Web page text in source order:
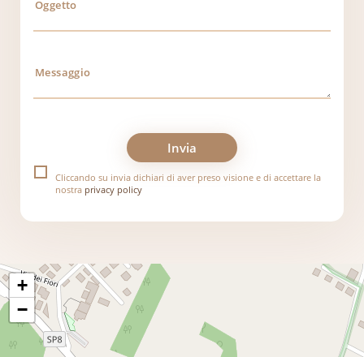
Cliccando su invia dichiari di aver preso visione e di accettare la
nostra privacy policy
+
−